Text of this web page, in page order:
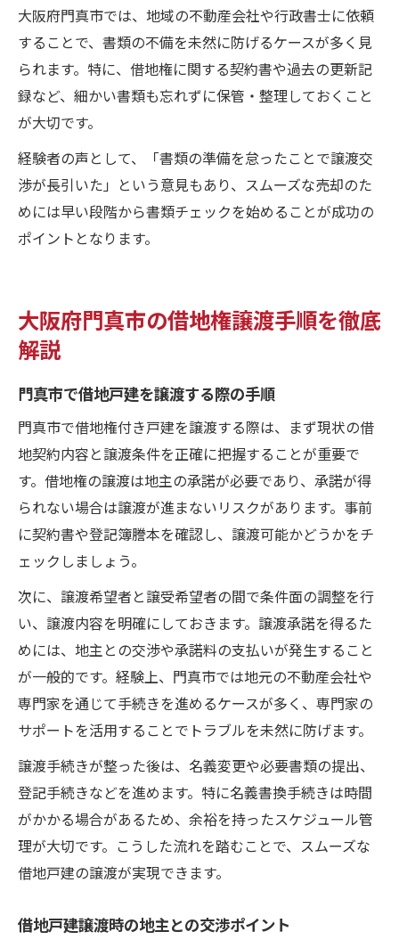
大阪府門真市では、地域の不動産会社や行政書士に依頼
することで、書類の不備を未然に防げるケースが多く見
られます。特に、借地権に関する契約書や過去の更新記
録など、細かい書類も忘れずに保管・整理しておくこと
が大切です。
経験者の声として、「書類の準備を怠ったことで譲渡交
渉が長引いた」という意見もあり、スムーズな売却のた
めには早い段階から書類チェックを始めることが成功の
ポイントとなります。
大阪府門真市の借地権譲渡手順を徹底
解説
門真市で借地戸建を譲渡する際の手順
門真市で借地権付き戸建を譲渡する際は、まず現状の借
地契約内容と譲渡条件を正確に把握することが重要で
す。借地権の譲渡は地主の承諾が必要であり、承諾が得
られない場合は譲渡が進まないリスクがあります。事前
に契約書や登記簿謄本を確認し、譲渡可能かどうかをチ
ェックしましょう。
次に、譲渡希望者と譲受希望者の間で条件面の調整を行
い、譲渡内容を明確にしておきます。譲渡承諾を得るた
めには、地主との交渉や承諾料の支払いが発生すること
が一般的です。経験上、門真市では地元の不動産会社や
専門家を通じて手続きを進めるケースが多く、専門家の
サポートを活用することでトラブルを未然に防げます。
譲渡手続きが整った後は、名義変更や必要書類の提出、
登記手続きなどを進めます。特に名義書換手続きは時間
がかかる場合があるため、余裕を持ったスケジュール管
理が大切です。こうした流れを踏むことで、スムーズな
借地戸建の譲渡が実現できます。
借地戸建譲渡時の地主との交渉ポイント